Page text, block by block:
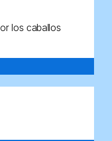
los caballos